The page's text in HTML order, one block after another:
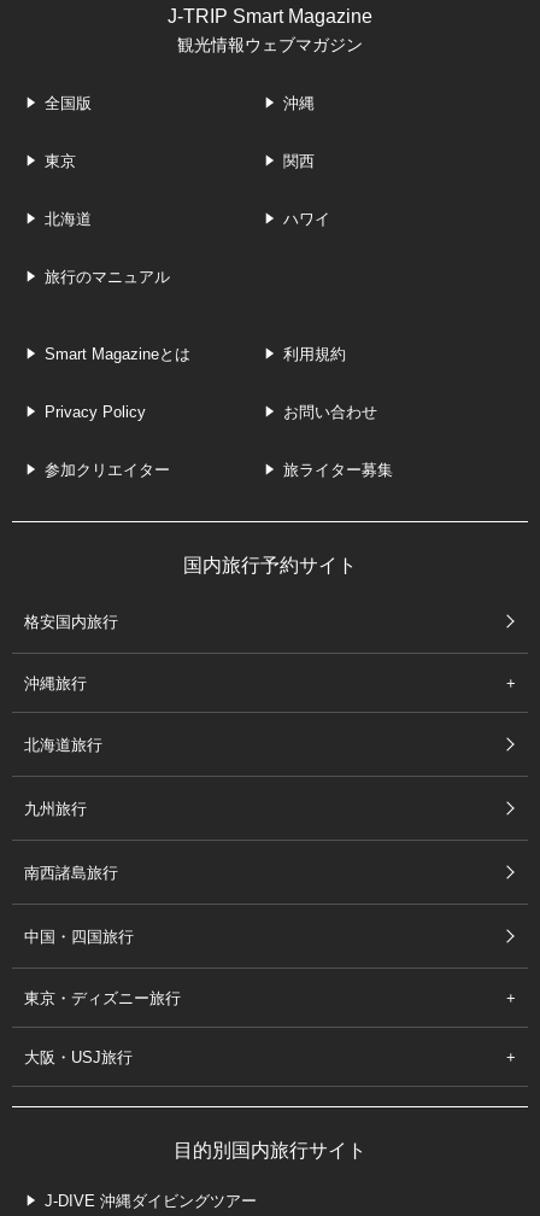
J-TRIP Smart Magazine
観光情報ウェブマガジン
全国版 沖縄
東京 関西
北海道 ハワイ
旅行のマニュアル
Smart Magazineとは 利用規約
Privacy Policy お問い合わせ
参加クリエイター 旅ライター募集
国内旅行予約サイト
格安国内旅行
沖縄旅行
北海道旅行
九州旅行
南西諸島旅行
中国・四国旅行
東京・ディズニー旅行
大阪・USJ旅行
目的別国内旅行サイト
J-DIVE 沖縄ダイビングツアー